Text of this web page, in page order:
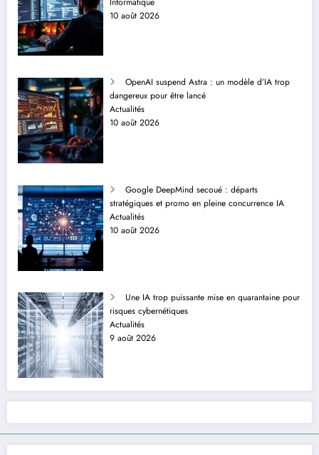
10 août 2026
OpenAI suspend Astra : un modèle d’IA trop
dangereux pour être lancé
Actualités
10 août 2026
Google DeepMind secoué : départs
stratégiques et promo en pleine concurrence IA
Actualités
10 août 2026
Une IA trop puissante mise en quarantaine pour
risques cybernétiques
Actualités
9 août 2026